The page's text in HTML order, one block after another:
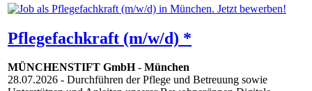
Pflegefachkraft (m/w/d) *
MÜNCHENSTIFT GmbH- München
28.07.2026 - Durchführen der Pflege und Betreuung sowie